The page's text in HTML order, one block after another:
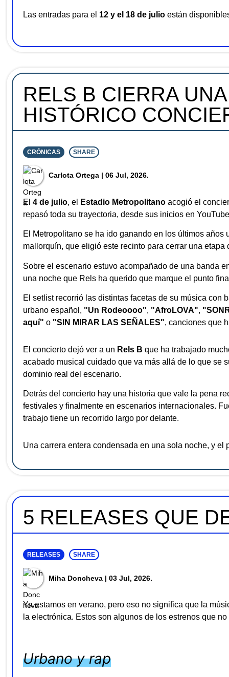
Las entradas para el 12 y el 18 de julio están
RELS B CIERRA
HISTÓRICO
CRÓNICAS SHARE
⁠Carlota Ortega | 06 Jul, 2026.
El 4 de julio, el Estadio Metropolitano acogió el
repasó toda su trayectoria, desde sus inicios en
El Metropolitano se ha ido ganando en los últimos
mallorquín, que eligió este recinto para cerrar una
Sobre el escenario estuvo acompañado de una banda
una noche que Rels ha querido que marque el punto
El setlist recorrió las distintas facetas de su música con
urbano español, "Un Rodeoooo", "AfroLOVA",
aquí" o "SIN MIRAR LAS SEÑALES", canciones que
El concierto dejó ver a un Rels B que ha trabajado
acabado musical cuidado que va más allá de lo que se
dominio real del escenario.
Detrás del concierto hay una historia que vale la pena
festivales y finalmente en escenarios internacionales.
trabajo tiene un recorrido largo por delante.
Una carrera entera condensada en una sola noche, y
5 RELEASES QUE
RELEASES SHARE
Miha Doncheva | 03 Jul, 2026.
Ya estamos en verano, pero eso no significa que la
la electrónica. Estos son algunos de los estrenos que
Urbano y rap